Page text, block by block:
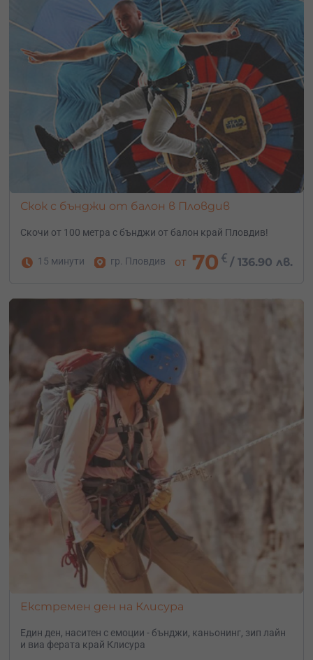
Скок с бънджи от балон в Пловдив
Скочи от 100 метра с бънджи от балон край Пловдив!
15 минути гр. Пловдив от 70 € / 136.90 лв.
Екстремен ден на Клисура
Един ден, наситен с емоции - бънджи, каньонинг, зип лайн
и виа ферата край Клисура